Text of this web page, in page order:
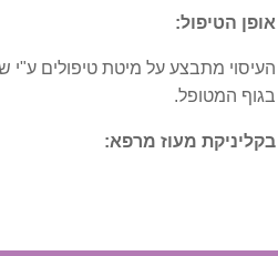
בעיות מערכת עיכול
אופן הטיפול:
העיסוי מתבצע על מיטת טיפולים
בגוף המטופל.
בקליניקת מעוז מרפא: